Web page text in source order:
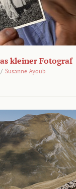
kleiner Fotograf
/ Susanne Ayoub